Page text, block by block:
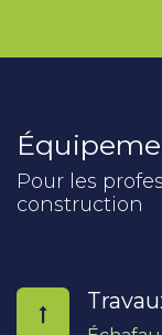
Pour les
construction